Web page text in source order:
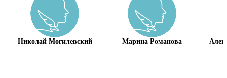
Николай Могилевский Марина Романова